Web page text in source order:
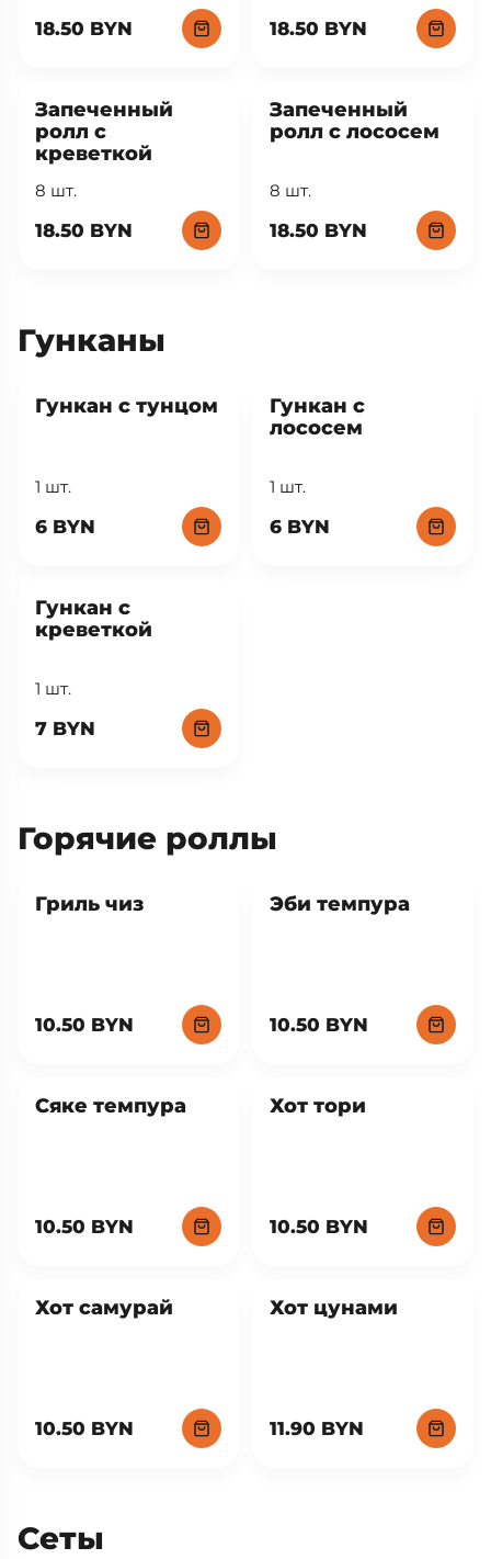
18.50 BYN 18.50 BYN
Запеченный
ролл с
креветкой
8 шт.
18.50 BYN
Запеченный
ролл с лососем
8 шт.
18.50 BYN
Гунканы
Гункан с тунцом
1 шт.
6 BYN
Гункан с
лососем
1 шт.
6 BYN
Гункан с
креветкой
1 шт.
7 BYN
Горячие роллы
Гриль чиз
10.50 BYN
Эби темпура
10.50 BYN
Сяке темпура
10.50 BYN
Хот тори
10.50 BYN
Хот самурай
10.50 BYN
Хот цунами
11.90 BYN
Сеты